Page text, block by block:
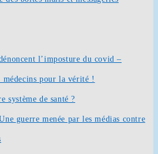
l’imposture du covid –
médecins pour la vérité !
système de santé ?
guerre menée par les médias contre